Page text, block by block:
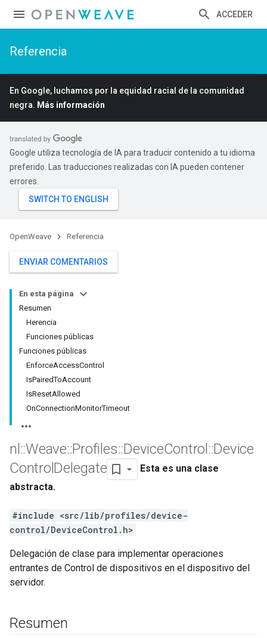
ACCEDER
Referencia
En Google, luchamos por la equidad racial de la comunidad
negra. Más información
Google utiliza tecnología de IA para traducir contenido a tu idioma
preferido. Las traducciones realizadas con IA pueden contener
errores.
OpenWeave Referencia
ENVIAR COMENTARIOS
En esta página
Resumen
Herencia
Funciones públicas
Funciones públicas
EnforceAccessControl
IsPairedToAccount
IsResetAllowed
OnConnectionMonitorTimeout
nl ::Weave::Profiles::DeviceControl ::Device
Control Delegate
Esta es una clase
abstracta.
#include <src/lib/profiles/device-
control/DeviceControl.h>
Delegación de clase para implementar operaciones
entrantes de Control de dispositivos en el dispositivo del
servidor.
Resumen